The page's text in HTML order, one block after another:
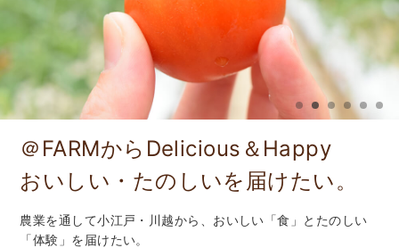
＠FARMから Delicious＆Happy
おいしい・たのしいを届けたい。
農業を通して小江戸・川越から、 おいしい「食」とたのしい
「体験」を届けたい。